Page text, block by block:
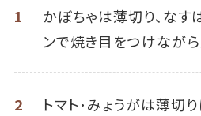
1
かぼちゃは薄切り、なす
ンで焼き目をつけながら
2
トマト･みょうがは薄切